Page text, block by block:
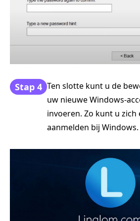
Stap 4 Ten slotte kunt u de
uw nieuwe Windows-
invoeren. Zo kunt u zich
aanmelden bij Windows.